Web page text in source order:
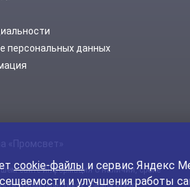
персональных данных
сайте информация о наличии, сроке
cookie-файлы и сервис Яндекс
и улучшения работы